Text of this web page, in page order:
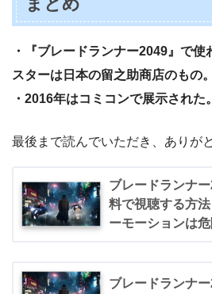
・『ブレードランナー2049』で使
スターは日本の留之助商店のもの。
・2016年はコミコンで展示された。
最後まで読んでいただき、ありが
ブレードランナ
料で視聴する方
ーモーションは危
ブレードランナ